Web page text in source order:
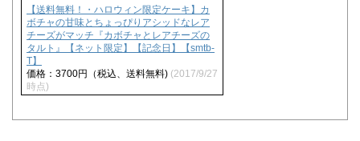
【送料無料！・ハロウィン限定ケーキ】カ
ボチャの甘味とちょっぴりアシッドなレア
チーズがマッチ『カボチャとレアチーズの
タルト』【ネット限定】【記念日】【smtb-
T】
価格：3700円（税込、送料無料) (2017/9/27
時点)